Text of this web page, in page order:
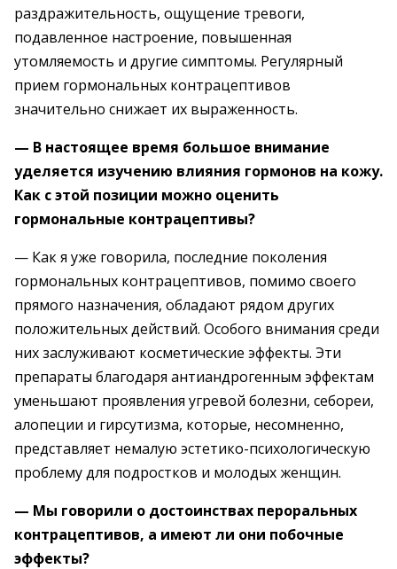
раздражительность, ощущение тревоги,
подавленное настроение, повышенная
утомляемость и другие симптомы. Регулярный
прием гормональных контрацептивов
значительно снижает их выраженность.
— В настоящее время большое внимание
уделяется изучению влияния гормонов на кожу.
Как с этой позиции можно оценить
гормональные контрацептивы?
— Как я уже говорила, последние поколения
гормональных контрацептивов, помимо своего
прямого назначения, обладают рядом других
положительных действий. Особого внимания среди
них заслуживают косметические эффекты. Эти
препараты благодаря антиандрогенным эффектам
уменьшают проявления угревой болезни, себореи,
алопеции и гирсутизма, которые, несомненно,
представляет немалую эстетико-психологическую
проблему для подростков и молодых женщин.
— Мы говорили о достоинствах пероральных
контрацептивов, а имеют ли они побочные
эффекты?